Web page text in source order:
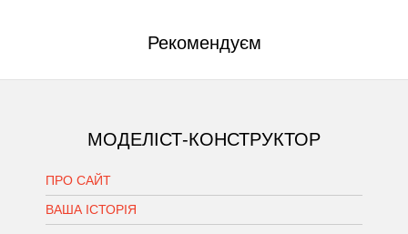
Рекомендуєм
МОДЕЛІСТ-КОНСТРУКТОР
ПРО САЙТ
ВАША ІСТОРІЯ